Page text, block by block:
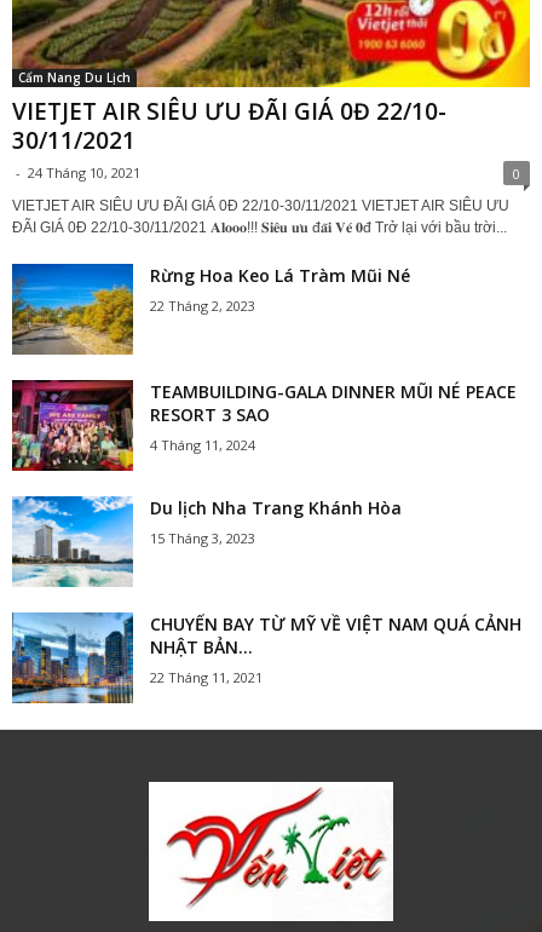
Cẩm Nang Du Lịch
VIETJET AIR SIÊU ƯU ĐÃI GIÁ 0Đ 22/10-
30/11/2021
- 24 Tháng 10, 2021 0
VIETJET AIR SIÊU ƯU ĐÃI GIÁ 0Đ 22/10-30/11/2021 VIETJET AIR SIÊU ƯU
ĐÃI GIÁ 0Đ 22/10-30/11/2021 𝐀𝐥𝐨𝐨𝐨!!! 𝐒𝐢𝐞̂𝐮 𝐮̛𝐮 đ𝐚̃𝐢 𝐕𝐞́ 𝟎đ Trở lại với bầu trời...
Rừng Hoa Keo Lá Tràm Mũi Né
22 Tháng 2, 2023
TEAMBUILDING-GALA DINNER MŨI NÉ PEACE
RESORT 3 SAO
4 Tháng 11, 2024
Du lịch Nha Trang Khánh Hòa
15 Tháng 3, 2023
CHUYẾN BAY TỪ MỸ VỀ VIỆT NAM QUÁ CẢNH
NHẬT BẢN...
22 Tháng 11, 2021